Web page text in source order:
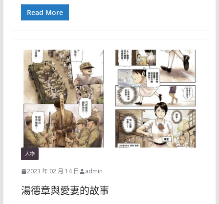
Read More
人物
2023 年 02 月 14 日 admin
湯德章與愛妻的故事